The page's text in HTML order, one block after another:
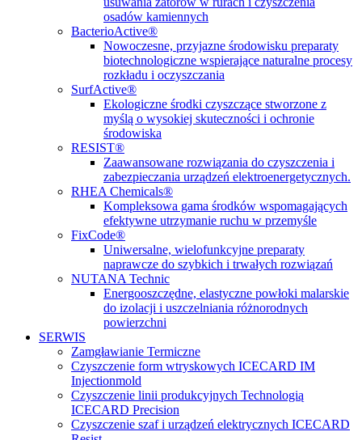
osadów kamiennych
BacterioActive®
Nowoczesne, przyjazne środowisku preparaty
biotechnologiczne wspierające naturalne procesy
rozkładu i oczyszczania
SurfActive®
Ekologiczne środki czyszczące stworzone z
myślą o wysokiej skuteczności i ochronie
środowiska
RESIST®
Zaawansowane rozwiązania do czyszczenia i
zabezpieczania urządzeń elektroenergetycznych.
RHEA Chemicals®
Kompleksowa gama środków wspomagających
efektywne utrzymanie ruchu w przemyśle
FixCode®
Uniwersalne, wielofunkcyjne preparaty
naprawcze do szybkich i trwałych rozwiązań
NUTANA Technic
Energooszczędne, elastyczne powłoki malarskie
do izolacji i uszczelniania różnorodnych
powierzchni
SERWIS
Zamgławianie Termiczne
Czyszczenie form wtryskowych ICECARD IM
Injectionmold
Czyszczenie linii produkcyjnych Technologią
ICECARD Precision
Czyszczenie szaf i urządzeń elektrycznych ICECARD